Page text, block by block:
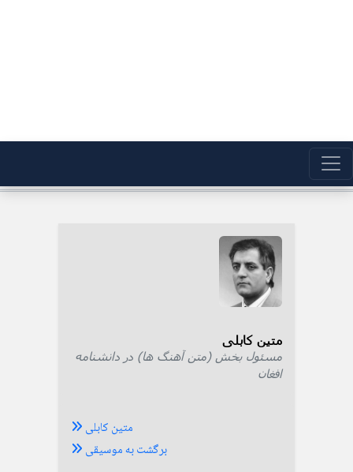
متین کابلی
مسئول بخش (متن آهنگ ها) در دانشنامه
افغان
متین کابلی
برگشت به موسیقی